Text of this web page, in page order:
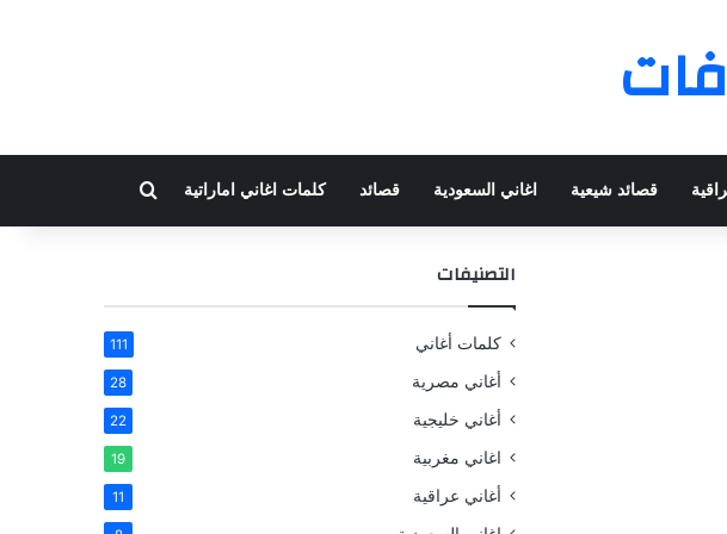
قصائد شيعية اغاني السعودية قصائد كلمات اغاني اماراتية
التصنيفات
كلمات أغاني 111
أغاني مصرية 28
أغاني خليجية 22
اغاني مغربية 19
أغاني عراقية 11